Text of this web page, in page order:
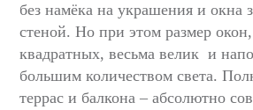
без намёка на украшения и окна
стеной. Но при этом размер
квадратных, весьма велик и
большим количеством света.
террас и балкона – абсолютно